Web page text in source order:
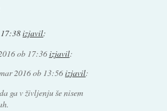
izjavil:
ob 17:36izjavil:
2016 ob 13:56izjavil:
ga v življenju še nisem